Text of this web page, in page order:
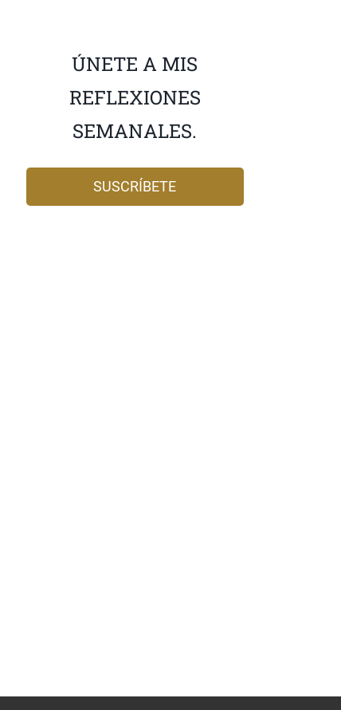
ÚNETE A MIS
REFLEXIONES
SEMANALES.
SUSCRÍBETE